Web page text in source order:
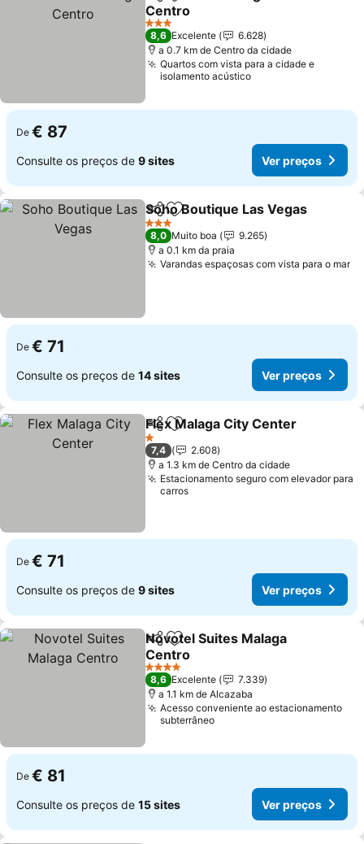
Centro
3 Estrelas
8,6 Excelente
6.628
a 0.7 km de Centro da cidade
Quartos com vista para a cidade e
isolamento acústico
De € 87
Consulte os preços de 9 sites Ver preços
PartilharAdicionar aos favoritos
Soho Boutique Las Vegas
3 Estrelas
8,0 Muito boa
9.265
a 0.1 km da praia
Varandas espaçosas com vista para o mar
De € 71
Consulte os preços de 14 sites Ver preços
PartilharAdicionar aos favoritos
Flex Malaga City Center
1 Estrelas
7,4
2.608
a 1.3 km de Centro da cidade
Estacionamento seguro com elevador para
carros
De € 71
Consulte os preços de 9 sites Ver preços
PartilharAdicionar aos favoritos
Novotel Suites Malaga
Centro
4 Estrelas
8,6 Excelente
7.339
a 1.1 km de Alcazaba
Acesso conveniente ao estacionamento
subterrâneo
De € 81
Consulte os preços de 15 sites Ver preços